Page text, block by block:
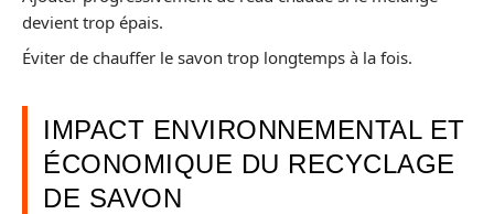
devient trop épais.
Éviter de chauffer le savon trop longtemps à la fois.
IMPACT ENVIRONNEMENTAL ET
ÉCONOMIQUE DU RECYCLAGE
DE SAVON